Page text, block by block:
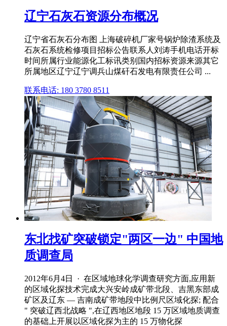
辽宁石灰石资源分布概况
辽宁省石灰石分布图 上海破碎机厂家号锅炉除渣系统及
石灰石系统检修项目招标公告联系人刘涛手机电话开标
时间所属行业能源化工标讯类别国内招标资源来源其它
所属地区辽宁辽宁调兵山煤矸石发电有限责任公司 ...
联系电话: 180 3780 8511
东北找矿突破锁定"两区一边" 中国地
质调查局
2012年6月4日 · 在区域地球化学调查研究方面,应用新
的区域化探技术完成大兴安岭成矿带北段、吉黑东部成
矿区及辽东 — 吉南成矿带地段中比例尺区域化探; 配合
" 突破辽西北战略 ",在辽西地区地段 15 万区域地质调查
的基础上开展以区域化探为主的 15 万物化探